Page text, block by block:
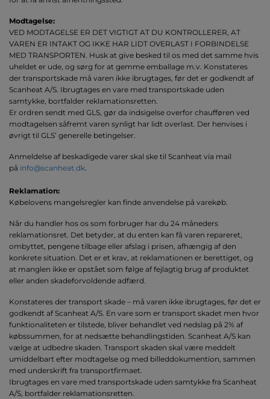
Modtagelse:
VED MODTAGELSE ER DET VIGTIGT AT DU KONTROLLERER, AT
VAREN ER INTAKT OG IKKE HAR LIDT OVERLAST I FORBINDELSE
MED TRANSPORTEN. Husk at give besked til os med det samme hvis
uheldet er ude, og sørg for at gemme emballage m.v. Konstateres
der transportskade må varen ikke ibrugtages, før det er godkendt af
Scanheat A/S. Ibrugtages en vare med transportskade uden
samtykke, bortfalder reklamationsretten.
Er ordren sendt med GLS, gør da indsigelse overfor chaufføren ved
modtagelsen såfremt varen synligt har lidt overlast. Der henvises i
øvrigt til GLS’ generelle betingelser.
Anmeldelse af beskadigede varer skal ske til Scanheat via mail
på info@scanheat.dk
Reklamation:
Købelovens mangelsregler kan finde anvendelse på varekøb.
Når du handler hos os som forbruger har du 24 måneders
reklamationsret. Det betyder, at du enten kan få varen repareret,
ombyttet, pengene tilbage eller afslag i prisen, afhængig af den
konkrete situation. Det er et krav, at reklamationen er berettiget, og
at manglen ikke er opstået som følge af fejlagtig brug af produktet
eller anden skadeforvoldende adfærd.
Konstateres der transport skade – må varen ikke ibrugtages, før det er
godkendt af Scanheat A/S. En vare som er transport skadet men hvor
funktionaliteten er tilstede, bliver behandlet ved nedslag på 2% af
købssummen, for at nedsætte behandlingstiden. Scanheat A/S kan
vælge at udbedre skaden. Transport skaden skal være meddelt
umiddelbart efter modtagelse og med billeddokumention, sammen
med underskrift fra transportfirmaet.
Ibrugtages en vare med transportskade uden samtykke fra Scanheat
A/S, bortfalder reklamationsretten.